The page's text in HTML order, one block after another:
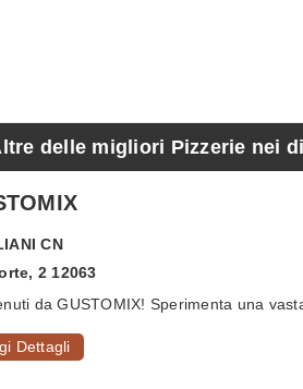
delle migliori Pizzerie nei
CN
2 12063
da GUSTOMIX! Sperimenta una
Dettagli